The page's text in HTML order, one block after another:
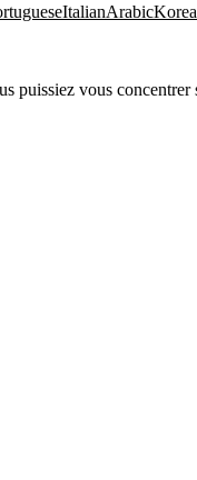
ItalianArabic
puissiez vous concentrer